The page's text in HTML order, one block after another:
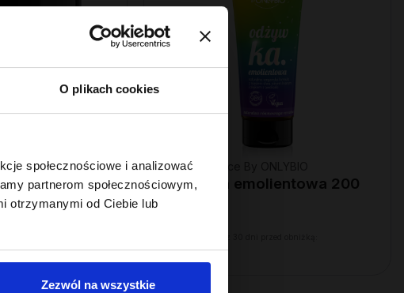
O plikach cookies
społecznościowe i analizować
partnerom społecznościowym,
otrzymanymi od Ciebie lub
Zezwól na wszystkie
400 ml
Hair In Balance By ONLYBIO
Odżywka emolientowa 200
22,49 zł